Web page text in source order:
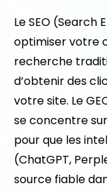
Le SEO (Search
optimiser votre
recherche
d’obtenir des
votre site. Le
se concentre
pour que les
(ChatGPT,
source fiable